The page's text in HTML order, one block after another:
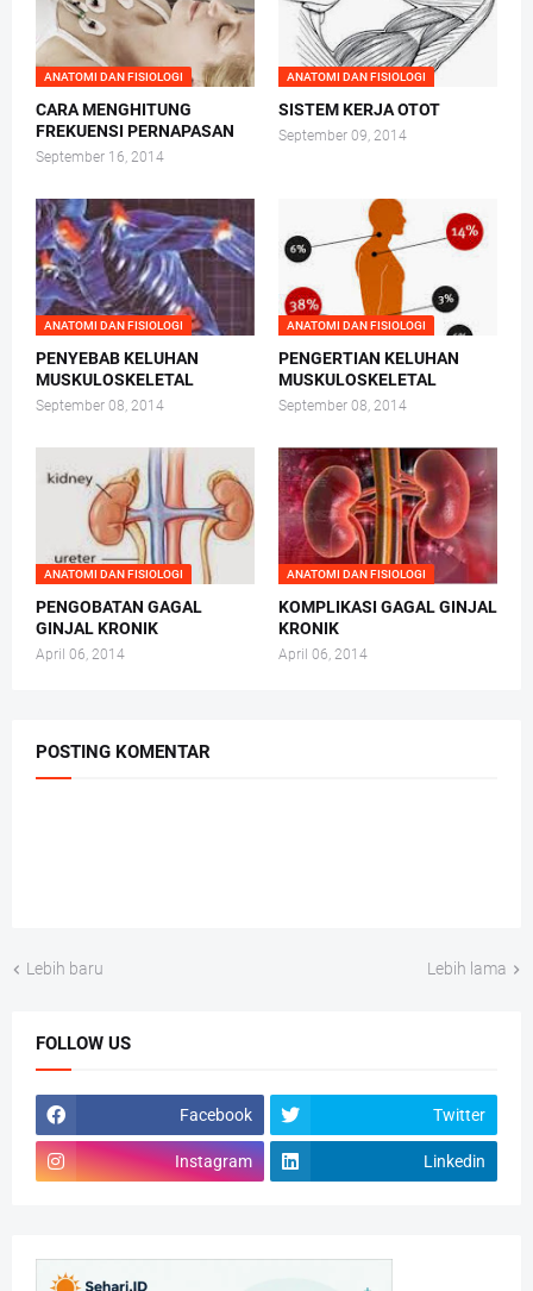
ANATOMI DAN FISIOLOGI
CARA MENGHITUNG
FREKUENSI PERNAPASAN
September 16, 2014
ANATOMI DAN FISIOLOGI
SISTEM KERJA OTOT
September 09, 2014
ANATOMI DAN FISIOLOGI
PENYEBAB KELUHAN
MUSKULOSKELETAL
September 08, 2014
ANATOMI DAN FISIOLOGI
PENGERTIAN KELUHAN
MUSKULOSKELETAL
September 08, 2014
ANATOMI DAN FISIOLOGI
PENGOBATAN GAGAL
GINJAL KRONIK
April 06, 2014
ANATOMI DAN FISIOLOGI
KOMPLIKASI GAGAL GINJAL
KRONIK
April 06, 2014
POSTING KOMENTAR
Lebih baru Lebih lama
FOLLOW US
Facebook Twitter
Instagram Linkedin